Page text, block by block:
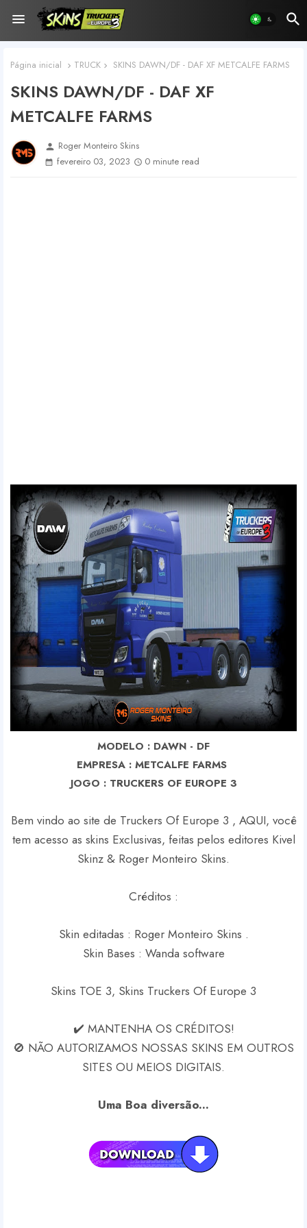
Página inicial TRUCK SKINS DAWN/DF - DAF XF METCALFE FARMS
SKINS DAWN/DF - DAF XF
METCALFE FARMS
person Roger Monteiro Skins
fevereiro 03, 2023
0 minute read
MODELO : DAWN - DF
EMPRESA : METCALFE FARMS
JOGO : TRUCKERS OF EUROPE 3
Bem vindo ao site de Truckers Of Europe 3 , AQUI, você
tem acesso as skins Exclusivas, feitas pelos editores Kivel
Skinz & Roger Monteiro Skins.
Créditos :
Skin editadas : Roger Monteiro Skins .
Skin Bases : Wanda software
Skins TOE 3, Skins Truckers Of Europe 3
✔️ MANTENHA OS CRÉDITOS!
🚫 NÃO AUTORIZAMOS NOSSAS SKINS EM OUTROS
SITES OU MEIOS DIGITAIS.
Uma Boa diversão...